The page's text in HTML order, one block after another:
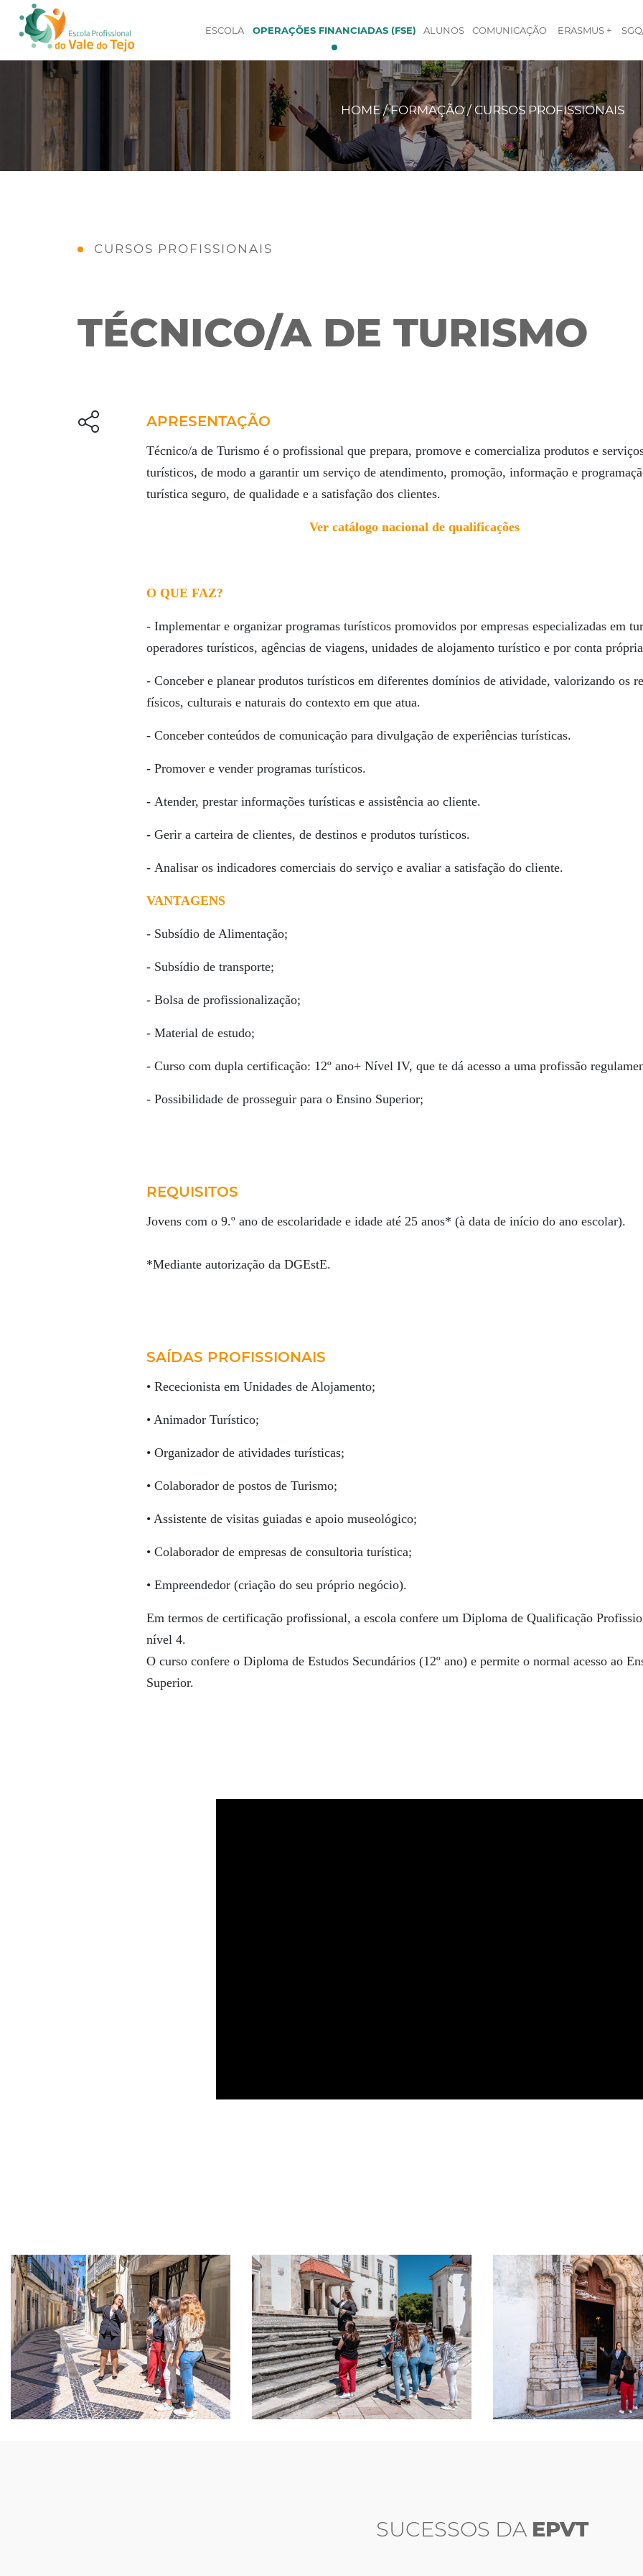
ESCOLA OPERAÇÕES FINANCIADAS (FSE) ALUNOS COMUNICAÇÃO ERASMUS +
HOME / FORMAÇÃO / CURSOS PROFISSIONAIS
CURSOS PROFISSIONAIS
TÉCNICO/A DE TURISMO
APRESENTAÇÃO
Técnico/a de Turismo é o profissional que prepara, promove e comercializa produtos e
turísticos, de modo a garantir um serviço de atendimento, promoção, informação e
turística seguro, de qualidade e a satisfação dos clientes.
Ver catálogo nacional de qualificações
O QUE FAZ?
- Implementar e organizar programas turísticos promovidos por empresas especializadas em
operadores turísticos, agências de viagens, unidades de alojamento turístico e por conta
- Conceber e planear produtos turísticos em diferentes domínios de atividade, valorizando os
físicos, culturais e naturais do contexto em que atua.
- Conceber conteúdos de comunicação para divulgação de experiências turísticas.
- Promover e vender programas turísticos.
- Atender, prestar informações turísticas e assistência ao cliente.
- Gerir a carteira de clientes, de destinos e produtos turísticos.
- Analisar os indicadores comerciais do serviço e avaliar a satisfação do cliente.
VANTAGENS
- Subsídio de Alimentação;
- Subsídio de transporte;
- Bolsa de profissionalização;
- Material de estudo;
- Curso com dupla certificação: 12º ano+ Nível IV, que te dá acesso a uma profissão
- Possibilidade de prosseguir para o Ensino Superior;
REQUISITOS
Jovens com o 9.º ano de escolaridade e idade até 25 anos* (à data de início do ano escolar).
*Mediante autorização da DGEstE.
SAÍDAS PROFISSIONAIS
• Rececionista em Unidades de Alojamento;
• Animador Turístico;
• Organizador de atividades turísticas;
• Colaborador de postos de Turismo;
• Assistente de visitas guiadas e apoio museológico;
• Colaborador de empresas de consultoria turística;
• Empreendedor (criação do seu próprio negócio).
Em termos de certificação profissional, a escola confere um Diploma de Qualificação
nível 4.
O curso confere o Diploma de Estudos Secundários (12º ano) e permite o normal acesso ao
Superior.
SUCESSOS DA EPVT